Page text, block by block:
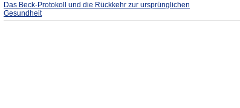
Das Beck-Protokoll und die Rückkehr zur ursprünglichen
Gesundheit